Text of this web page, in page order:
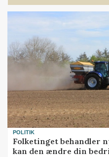
POLITIK
Folketinget behandler
kan den ændre din